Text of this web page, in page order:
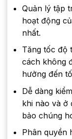
Quản lý tập
hoạt động
nhất.
Tăng tốc độ
cách không
hưởng đến
Dễ dàng
khi nào và ở
bảo chúng
Phân quyền